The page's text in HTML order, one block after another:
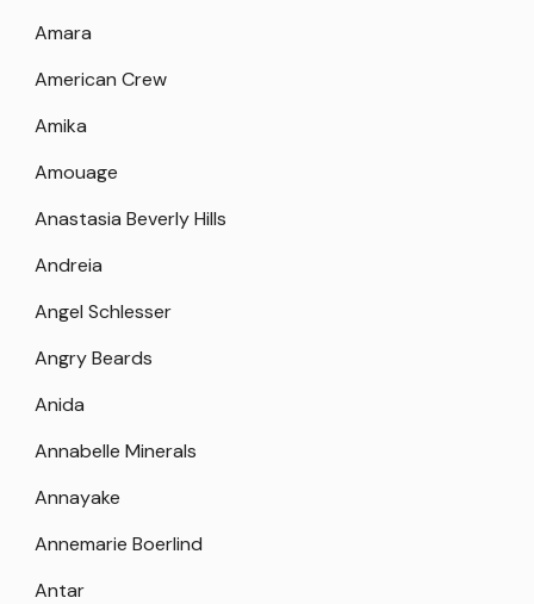
Amara
American Crew
Amika
Amouage
Anastasia Beverly Hills
Andreia
Angel Schlesser
Angry Beards
Anida
Annabelle Minerals
Annayake
Annemarie Boerlind
Antar